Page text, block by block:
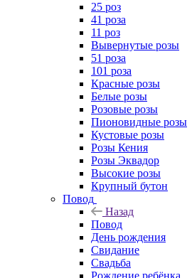
25 роз
41 роза
11 роз
Вывернутые розы
51 роза
101 роза
Красные розы
Белые розы
Розовые розы
Пионовидные розы
Кустовые розы
Розы Кения
Розы Эквадор
Высокие розы
Крупный бутон
Повод
Назад
Повод
День рождения
Свидание
Свадьба
Рождение ребёнка